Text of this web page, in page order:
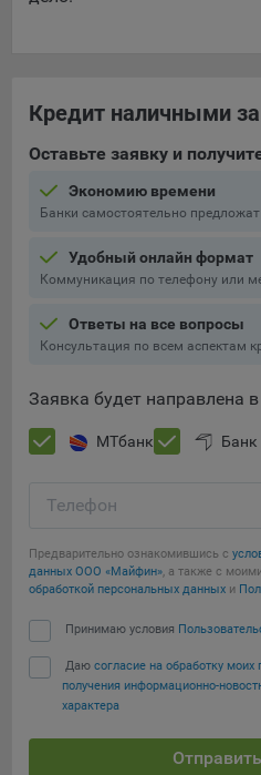
Кредит наличными
Оставьте заявку и
Экономию времени
Банки самостоятельно
Удобный онлайн формат
Коммуникация по телефону или
Ответы на все вопросы
Консультация по всем аспектам
Заявка будет направлена
МТбанк
Телефон
Предварительно ознакомившись с
данных ООО «Майфин», а также с
обработкой персональных данных и
Принимаю условия
Даю согласие на обработку
получения информационно-
характера